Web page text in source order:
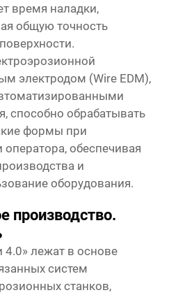
время наладки,
общую точность
электродом (Wire EDM),
способно обрабатывать
формы при
обеспечивая
и
оборудования.
производство.
лежат в основе
систем
станков,